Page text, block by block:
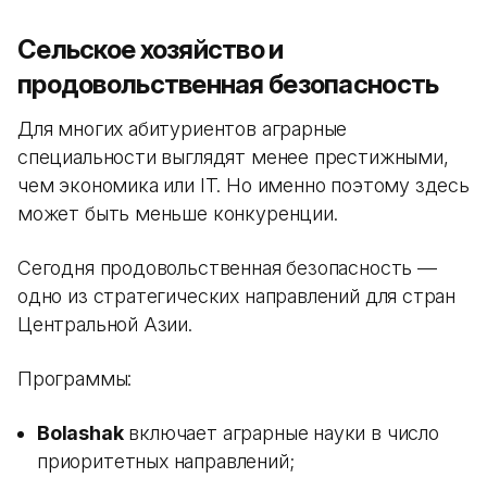
Сельское хозяйство и
продовольственная безопасность
Для многих абитуриентов аграрные
специальности выглядят менее престижными,
чем экономика или IT. Но именно поэтому здесь
может быть меньше конкуренции.
Сегодня продовольственная безопасность —
одно из стратегических направлений для стран
Центральной Азии.
Программы:
Bolashakвключает аграрные науки в число
приоритетных направлений;